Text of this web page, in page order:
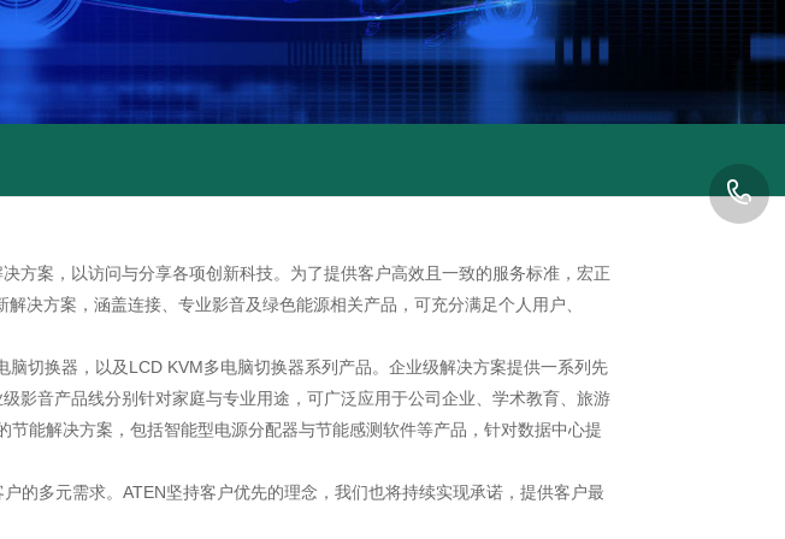
方案，以访问与分享各项创新科技。为了提供客户高效且一致的服务标准，宏正
决方案，涵盖连接、专业影音及绿色能源相关产品，可充分满足个人用户、
切换器，以及LCD KVM多电脑切换器系列产品。企业级解决方案提供一系列先
影音产品线分别针对家庭与专业用途，可广泛应用于公司企业、学术教育、旅游
能解决方案，包括智能型电源分配器与节能感测软件等产品，针对数据中心提
的多元需求。ATEN坚持客户优先的理念，我们也将持续实现承诺，提供客户最